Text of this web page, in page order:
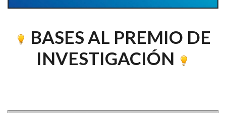
BASES AL PREMIO DE
INVESTIGACIÓN